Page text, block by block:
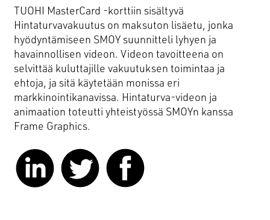
Käännökset
Konseptit ja kampanjat
Kuvaukset
SEO ja SEM
Sisällöntuotanto ja some
Yhteiskunnallinen markkinointi
Mainostoimisto Smoy Oy
POOL Verk
TUOHI MasterCard -korttiin sisältyvä
Hintaturvavakuutus on maksuton lisäetu, jonka
hyödyntämiseen SMOY suunnitteli lyhyen ja
havainnollisen videon. Videon tavoitteena on
selvittää kuluttajille vakuutuksen toimintaa ja
ehtoja, ja sitä käytetään monissa eri
markkinointikanavissa. Hintaturva-videon ja
animaation toteutti yhteistyössä SMOYn kanssa
Frame Graphics.